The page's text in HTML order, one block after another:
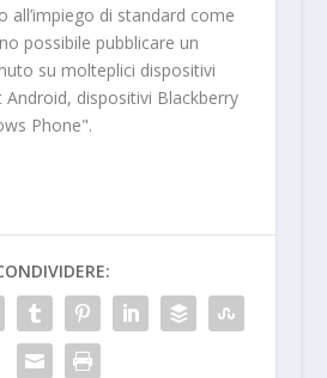
all’impiego di standard come
possibile pubblicare un
su molteplici dispositivi
dispositivi Blackberry
Phone".